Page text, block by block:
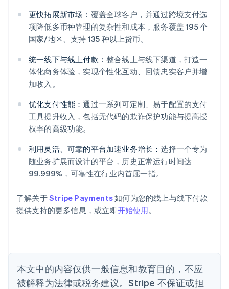
更快拓展新市场： 覆盖全球客户，并通过跨境支付选
项降低多币种管理的复杂性和成本，服务覆盖 195 个
国家/地区、支持 135 种以上货币。
统一线下与线上付款： 整合线上与线下渠道，打造一
体化商务体验，实现个性化互动、回馈忠实客户并增
加收入。
优化支付性能：通过一系列可定制、易于配置的支付
工具提升收入，包括无代码的欺诈保护功能与提高授
权率的高级功能。
利用灵活、可靠的平台加速业务增长：选择一个专为
随业务扩展而设计的平台，历史正常运行时间达
99.999%，可靠性在行业内首屈一指。
了解关于Stripe Payments如何为您的线上与线下付款
提供支持的更多信息，或立即开始使用。
本文中的内容仅供一般信息和教育目的，不应
被解释为法律或税务建议。Stripe 不保证或担
阿联酋
爱尔兰
English
爱沙尼亚
English
奥地利
DeutschEnglish
澳大利亚
English
PortuguêsEnglish
保加利亚
English
丹麦